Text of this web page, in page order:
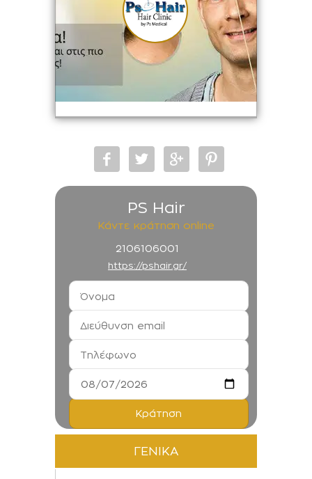
PS Hair
Κάντε κράτηση online
2106106001
https://pshair.gr/
ΓΕΝΙΚΑ